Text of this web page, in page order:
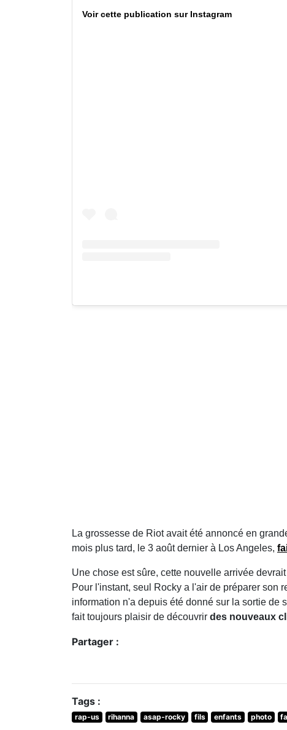
Voir cette publication sur Instagram
La grossesse de Riot avait été annoncé en
mois plus tard, le 3 août dernier à Los Angeles,
Une chose est sûre, cette nouvelle arrivée
Pour l'instant, seul Rocky a l'air de préparer son
information n'a depuis été donné sur la sortie de
fait toujours plaisir de découvrir des nouveaux
Partager :
Tags :
rap-us rihanna asap-rocky fils enfants photo